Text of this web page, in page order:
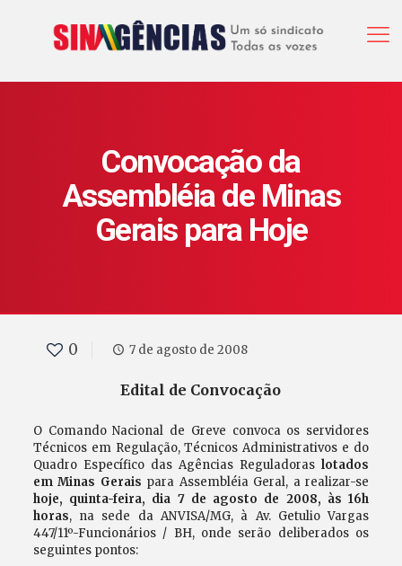
Convocação da
Assembléia de Minas
Gerais para Hoje
0 7 de agosto de 2008
Edital de Convocação
O Comando Nacional de Greve convoca os servidores
Técnicos em Regulação, Técnicos Administrativos e do
Quadro Específico das Agências Reguladoraslotados
em Minas Gerais para Assembléia Geral, a realizar-se
hoje, quinta-feira, dia 7 de agosto de 2008, às 16h
horas, na sede da ANVISA/MG, à Av. Getulio Vargas
447/11º-Funcionários / BH, onde serão deliberados os
seguintes pontos: